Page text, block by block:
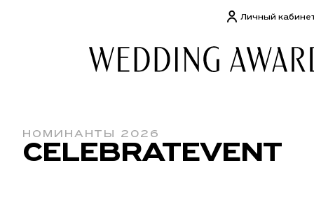
Личный
НОМИНАНТЫ 2026
CELEBRATEVENT